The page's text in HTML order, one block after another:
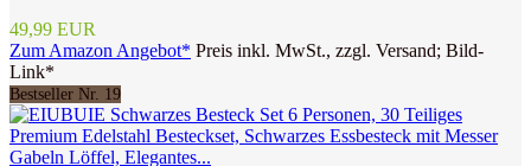
49,99 EUR
Zum Amazon Angebot* Preis inkl. MwSt., zzgl. Versand; Bild-
Link*
Bestseller Nr. 19